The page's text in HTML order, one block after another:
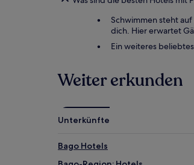
Schwimmen steht
dich. Hier erwartet
Ein weiteres
Weiter erkunden
Unterkünfte
Bago Hotels